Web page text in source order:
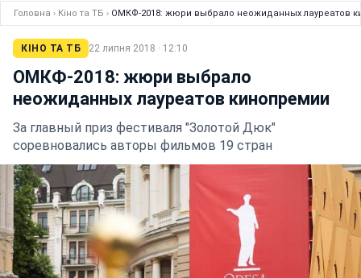
Головна › Кіно та ТБ › ОМКФ-2018: жюри выбрало неожиданных лауреатов
КІНО ТА ТБ 22 липня 2018 · 12:10
ОМКФ-2018: жюри выбрало
неожиданных лауреатов кинопремии
За главный приз фестиваля "Золотой Дюк"
соревновались авторы фильмов 19 стран